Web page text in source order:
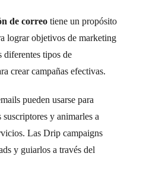
de correo tiene un propósito
lograr objetivos de marketing
diferentes tipos de
crear campañas efectivas.
pueden usarse para
suscriptores y animarles a
Las Drip campaigns
y guiarlos a través del